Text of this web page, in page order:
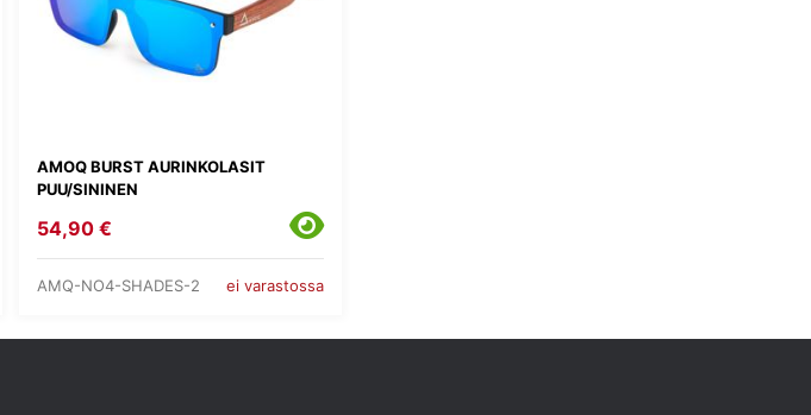
AMOQ BURST AURINKOLASIT
PUU/SININEN
54,90 €
AMQ-NO4-SHADES-2 ei varastossa